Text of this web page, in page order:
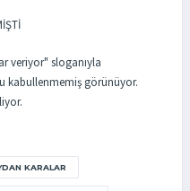
veriyor" sloganıyla
kabullenmemiş görünüyor.
KARALAR